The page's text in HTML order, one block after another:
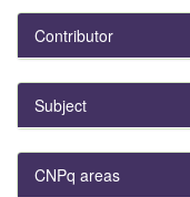
Contributor
Subject
CNPq areas